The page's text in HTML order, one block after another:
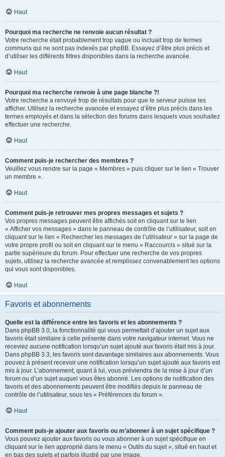
Haut
Pourquoi ma recherche ne renvoie aucun résultat ?
Votre recherche était probablement trop vague ou incluait trop de termes
communs qui ne sont pas indexés par phpBB. Essayez d’être plus précis et
d’utiliser les différents filtres disponibles dans la recherche avancée.
Haut
Pourquoi ma recherche renvoie à une page blanche ?!
Votre recherche a renvoyé trop de résultats pour que le serveur puisse les
afficher. Utilisez la recherche avancée et essayez d’être plus précis dans les
termes employés et dans la sélection des forums dans lesquels vous souhaitez
effectuer une recherche.
Haut
Comment puis-je rechercher des membres ?
Veuillez vous rendre sur la page « Membres » puis cliquer sur le lien « Trouver
un membre ».
Haut
Comment puis-je retrouver mes propres messages et sujets ?
Vos propres messages peuvent être affichés soit en cliquant sur le lien
« Afficher vos messages » dans le panneau de contrôle de l’utilisateur, soit en
cliquant sur le lien « Rechercher les messages de l’utilisateur » sur la page de
votre propre profil ou soit en cliquant sur le menu « Raccourcis » situé sur la
partie supérieure du forum. Pour effectuer une recherche de vos propres
sujets, utilisez la recherche avancée et remplissez convenablement les options
qui vous sont disponibles.
Haut
Favoris et abonnements
Quelle est la différence entre les favoris et les abonnements ?
Dans phpBB 3.0, la fonctionnalité qui vous permettait d’ajouter un sujet aux
favoris était similaire à celle présente dans votre navigateur internet. Vous ne
receviez aucune notification lorsqu’un sujet ajouté aux favoris était mis à jour.
Dans phpBB 3.3, les favoris sont davantage similaires aux abonnements. Vous
pouvez à présent recevoir une notification lorsqu’un sujet ajouté aux favoris est
mis à jour. L’abonnement, quant à lui, vous préviendra de la mise à jour d’un
forum ou d’un sujet auquel vous êtes abonné. Les options de notification des
favoris et des abonnements peuvent être modifiés depuis le panneau de
contrôle de l’utilisateur, sous les « Préférences du forum ».
Haut
Comment puis-je ajouter aux favoris ou m’abonner à un sujet spécifique ?
Vous pouvez ajouter aux favoris ou vous abonner à un sujet spécifique en
cliquant sur le lien approprié dans le menu « Outils du sujet », situé en haut et
en bas des sujets et parfois illustré par une image.